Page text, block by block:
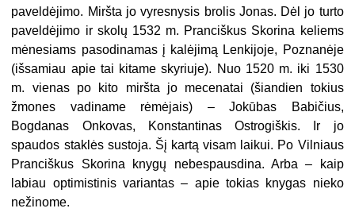
paveldėjimo. Miršta jo vyresnysis brolis Jonas. Dėl jo turto
paveldėjimo ir skolų 1532 m. Pranciškus Skorina keliems
mėnesiams pasodinamas į kalėjimą Lenkijoje, Poznanėje
(išsamiau apie tai kitame skyriuje). Nuo 1520 m. iki 1530
m. vienas po kito miršta jo mecenatai (šiandien tokius
žmones vadiname rėmėjais) – Jokūbas Babičius,
Bogdanas Onkovas, Konstantinas Ostrogiškis. Ir jo
spaudos staklės sustoja. Šį kartą visam laikui. Po Vilniaus
Pranciškus Skorina knygų nebespausdina. Arba – kaip
labiau optimistinis variantas – apie tokias knygas nieko
nežinome.